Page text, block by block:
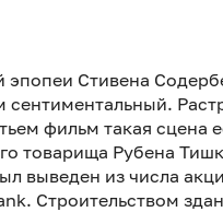
эпопеи Стивена
фильм такая сцена
товарища Рубена
выведен из числа
Строительством